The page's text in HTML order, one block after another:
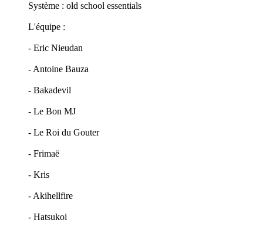
Système : old school essentials
L'équipe :
- Eric Nieudan
- Antoine Bauza
- Bakadevil
- Le Bon MJ
- Le Roi du Gouter
- Frimaë
- Kris
- Akihellfire
- Hatsukoi